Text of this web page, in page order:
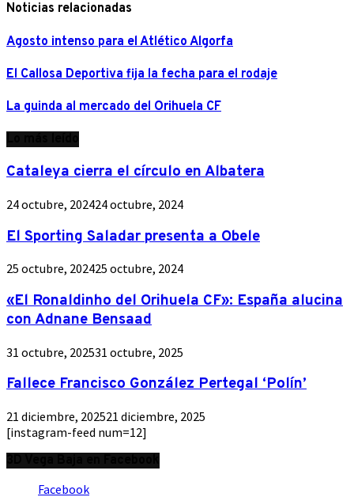
Noticias relacionadas
Agosto intenso para el Atlético Algorfa
El Callosa Deportiva fija la fecha para el rodaje
La guinda al mercado del Orihuela CF
Cataleya cierra el círculo en Albatera
24 octubre, 202424 octubre, 2024
El Sporting Saladar presenta a Obele
25 octubre, 202425 octubre, 2024
«El Ronaldinho del Orihuela CF»: España alucina
con Adnane Bensaad
31 octubre, 202531 octubre, 2025
Fallece Francisco González Pertegal ‘Polín’
21 diciembre, 202521 diciembre, 2025
[instagram-feed num=12]
Facebook